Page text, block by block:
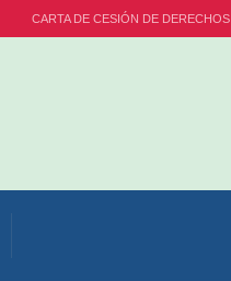
CARTA DE CESIÓN DE DERECHOS